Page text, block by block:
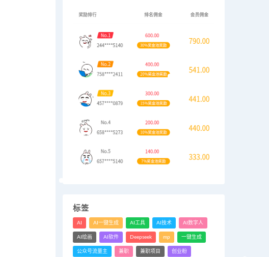
标签
AI AI一键生成 AI工具 AI技术 AI数字人
AI绘画 AI软件 Deepseek mp 一键生成
公众号流量主 兼职 兼职项目 创业粉